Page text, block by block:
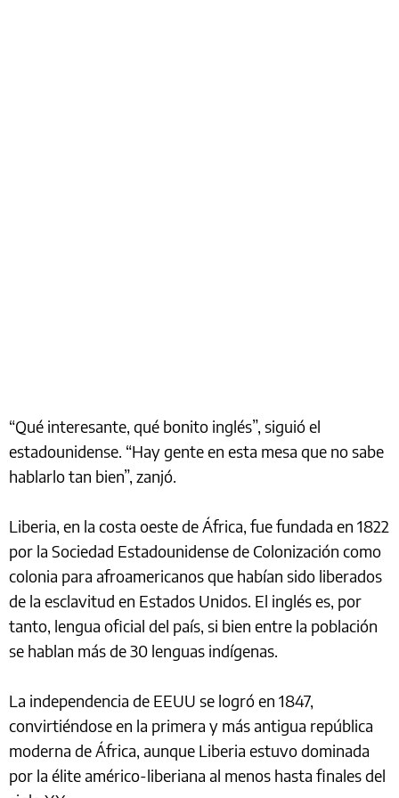
“Qué interesante, qué bonito inglés”, siguió el
estadounidense. “Hay gente en esta mesa que no sabe
hablarlo tan bien”, zanjó.
Liberia, en la costa oeste de África, fue fundada en 1822
por la Sociedad Estadounidense de Colonización como
colonia para afroamericanos que habían sido liberados
de la esclavitud en Estados Unidos. El inglés es, por
tanto, lengua oficial del país, si bien entre la población
se hablan más de 30 lenguas indígenas.
La independencia de EEUU se logró en 1847,
convirtiéndose en la primera y más antigua república
moderna de África, aunque Liberia estuvo dominada
por la élite américo-liberiana al menos hasta finales del